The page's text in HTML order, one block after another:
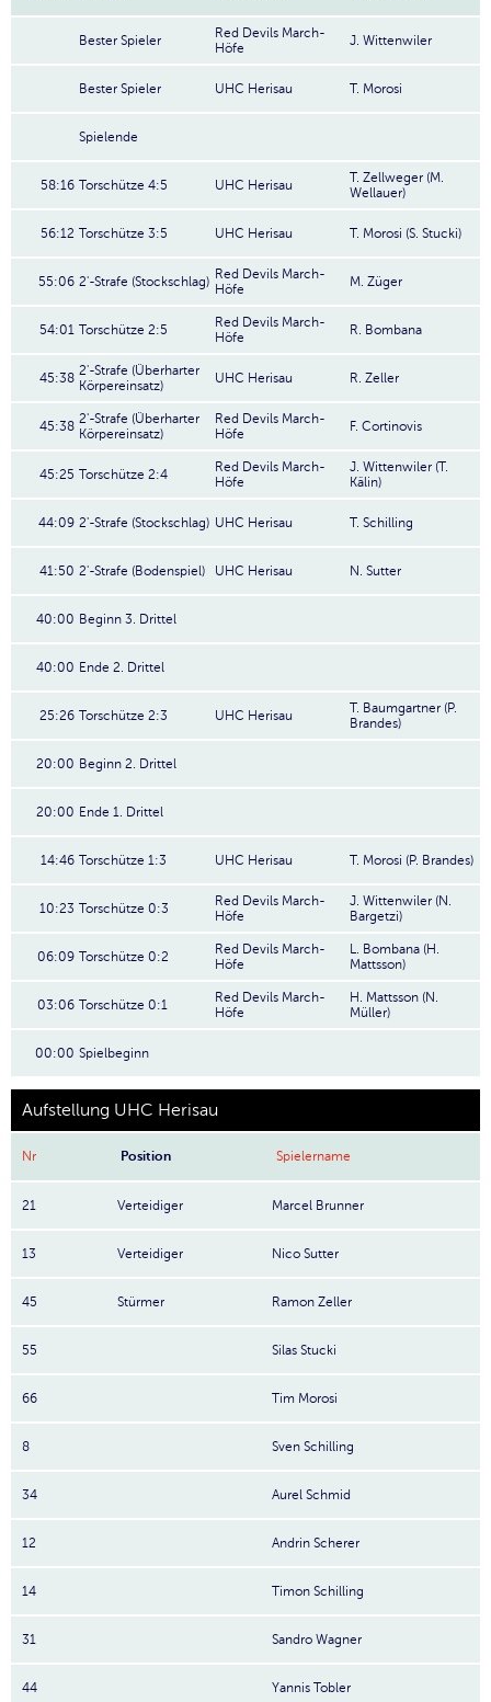
Bester Spieler
Red Devils March-
Höfe
J. Wittenwiler
Bester Spieler UHC Herisau T. Morosi
Spielende
58:16 Torschütze 4:5 UHC Herisau
T. Zellweger (M.
Wellauer)
56:12 Torschütze 3:5 UHC Herisau T. Morosi (S. Stucki)
55:06 2'-Strafe (Stockschlag) Red Devils March-
Höfe
M. Züger
54:01 Torschütze 2:5
Red Devils March-
Höfe
R. Bombana
45:38 2'-Strafe (Überharter
Körpereinsatz)
UHC Herisau R. Zeller
45:38 2'-Strafe (Überharter
Körpereinsatz)
Red Devils March-
Höfe
F. Cortinovis
45:25 Torschütze 2:4
Red Devils March-
Höfe
J. Wittenwiler (T.
Kälin)
44:09 2'-Strafe (Stockschlag) UHC Herisau T. Schilling
41:50 2'-Strafe (Bodenspiel) UHC Herisau N. Sutter
40:00 Beginn 3. Drittel
40:00 Ende 2. Drittel
25:26 Torschütze 2:3 UHC Herisau
T. Baumgartner (P.
Brandes)
20:00 Beginn 2. Drittel
20:00 Ende 1. Drittel
14:46 Torschütze 1:3 UHC Herisau T. Morosi (P. Brandes)
10:23 Torschütze 0:3
Red Devils March-
Höfe
J. Wittenwiler (N.
Bargetzi)
06:09 Torschütze 0:2
Red Devils March-
Höfe
L. Bombana (H.
Mattsson)
03:06 Torschütze 0:1
Red Devils March-
Höfe
H. Mattsson (N.
Müller)
00:00 Spielbeginn
Aufstellung UHC Herisau
Nr Position Spielername
21 Verteidiger Marcel Brunner
13 Verteidiger Nico Sutter
45 Stürmer Ramon Zeller
55 Silas Stucki
66 Tim Morosi
8 Sven Schilling
34 Aurel Schmid
12 Andrin Scherer
14 Timon Schilling
31 Sandro Wagner
44 Yannis Tobler